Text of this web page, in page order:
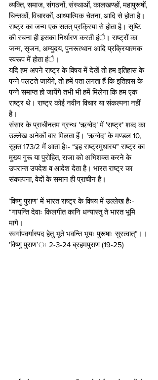
व्यक्ति, समाज, संगठनों, संस्थाओं, कालखण्डों, महापुरूषों,
चिन्तकों, विचारकों, आध्यात्मिक चेतना, आदि से होता है।
राष्ट्र का जन्म एक सतत् प्रक्रिया से होता है। सृष्टि
की रचना ही इसका निर्धारण करती हंै। राष्ट्रों का
जन्म, सृजन, अम्युदय, पुनरूत्थान आदि प्रक्रियात्मक
स्वरूप में होता हंै।
यदि हम अपने राष्ट्र के विषय में देखें तो हम इतिहास के
पन्ने पलटते जायेंगे, तो हमें पता लगता हैं कि इतिहास के
पन्ने समाप्त हो जायेंगे तभी भी हमें मिलेगा कि हम एक
राष्ट्र थे। राष्ट्र कोई नवीन विचार या संकल्पना नहीं
है।
संसार के प्राचीनतम ग्रन्थ ’ऋग्वेद’ में ’राष्ट्र’ शब्द का
उल्लेख अनेकों बार मिलता हैं। ’ऋग्वेद’ के मण्डल 10,
सूक्त 173/2 में आता हैः- “इह राष्ट्रमुधारय” राष्ट्र का
मुख्य गुरू या पुरोहित, राजा को अभिशक्त करने के
उपरान्त उपदेश व आदेश देता है। भारत राष्ट्र का
संकल्पना, वेदों के समान ही प्राचीन है।
’विष्णु पुराण’ में भारत राष्ट्र के विषय में उल्लेख हैः-
“गायन्ति देवाः किलगीत कानि धन्यास्तु ते भारत भूमि
मागे।
स्वर्गापवर्गास्पद हेतु भूते भवन्ति भूयः पुरूषाः सुरत्वात्”।।
’विष्णु पुराण’ः 2-3-24 ब्रहमपुराण (19-25)